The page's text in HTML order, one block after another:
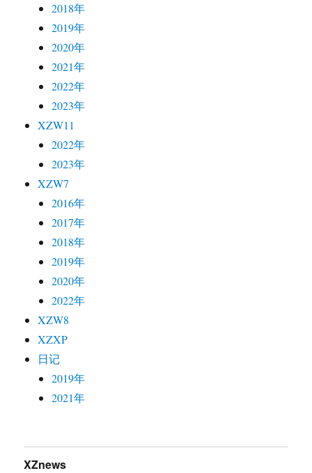
2018年
2019年
2020年
2021年
2022年
2023年
XZW11
2022年
2023年
XZW7
2016年
2017年
2018年
2019年
2020年
2022年
XZW8
XZXP
日记
2019年
2021年
XZnews